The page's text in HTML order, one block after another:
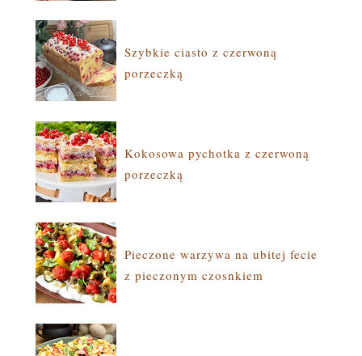
Szybkie ciasto z czerwoną
porzeczką
Kokosowa pychotka z czerwoną
porzeczką
Pieczone warzywa na ubitej fecie
z pieczonym czosnkiem